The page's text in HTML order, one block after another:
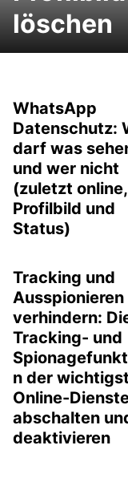
löschen
WhatsApp
Datenschutz:
darf was
und wer nicht
(zuletzt online,
Profilbild und
Status)
Tracking und
Ausspionieren
verhindern:
Tracking- und
n der
Online-
abschalten
deaktivieren